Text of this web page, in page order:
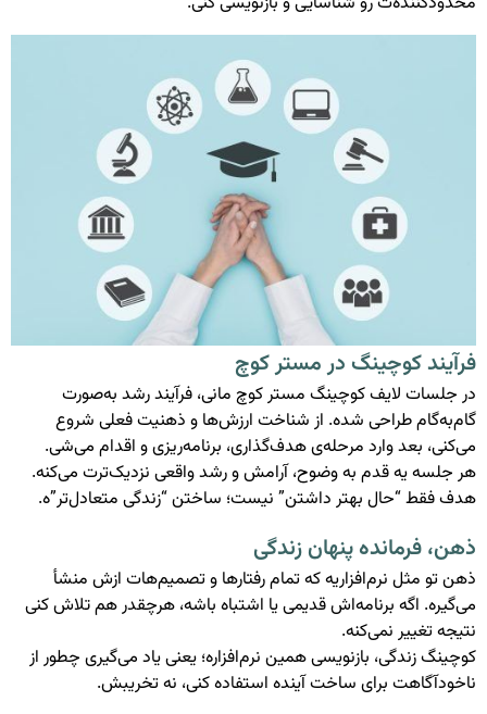
فرآیند کوچینگ در مستر کوچ
در جلسات لایف کوچینگ مستر کوچ مانی، فرآیند رشد به‌صورت
گام‌به‌گام طراحی شده. از شناخت ارزش‌ها و ذهنیت فعلی شروع
می‌کنی، بعد وارد مرحله‌ی هدف‌گذاری، برنامه‌ریزی و اقدام می‌شی.
هر جلسه یه قدم به وضوح، آرامش و رشد واقعی نزدیک‌ترت می‌کنه.
هدف فقط “حال بهتر داشتن” نیست؛ ساختن “زندگی متعادل‌تر”ه.
ذهن، فرمانده پنهان زندگی
ذهن تو مثل نرم‌افزاریه که تمام رفتارها و تصمیم‌هات ازش منشأ
می‌گیره. اگه برنامه‌اش قدیمی یا اشتباه باشه، هرچقدر هم تلاش کنی
نتیجه تغییر نمی‌کنه.
کوچینگ زندگی، بازنویسی همین نرم‌افزاره؛ یعنی یاد می‌گیری چطور از
ناخودآگاهت برای ساخت آینده استفاده کنی، نه تخریبش.